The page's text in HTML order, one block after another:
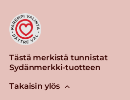
Tästä merkistä tunnistat
Sydänmerkki-tuotteen
Takaisin ylös